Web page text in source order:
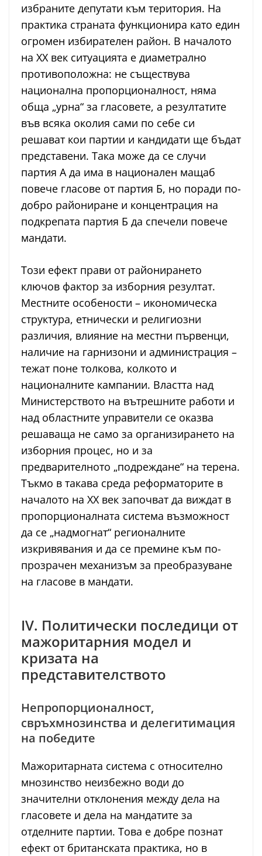
избраните депутати към територия. На
практика страната функционира като един
огромен избирателен район. В началото
на XX век ситуацията е диаметрално
противоположна: не съществува
национална пропорционалност, няма
обща „урна“ за гласовете, а резултатите
във всяка околия сами по себе си
решават кои партии и кандидати ще бъдат
представени. Така може да се случи
партия А да има в национален мащаб
повече гласове от партия Б, но поради по-
добро райониране и концентрация на
подкрепата партия Б да спечели повече
мандати.
Този ефект прави от районирането
ключов фактор за изборния резултат.
Местните особености – икономическа
структура, етнически и религиозни
различия, влияние на местни първенци,
наличие на гарнизони и администрация –
тежат поне толкова, колкото и
националните кампании. Властта над
Министерството на вътрешните работи и
над областните управители се оказва
решаваща не само за организирането на
изборния процес, но и за
предварителното „подреждане“ на терена.
Тъкмо в такава среда реформаторите в
началото на XX век започват да виждат в
пропорционалната система възможност
да се „надмогнат“ регионалните
изкривявания и да се премине към по-
прозрачен механизъм за преобразуване
на гласове в мандати.
IV. Политически последици от
мажоритарния модел и
кризата на
представителството
Непропорционалност,
свръхмнозинства и делегитимация
на победите
Мажоритарната система с относително
мнозинство неизбежно води до
значителни отклонения между дела на
гласовете и дела на мандатите за
отделните партии. Това е добре познат
ефект от британската практика, но в